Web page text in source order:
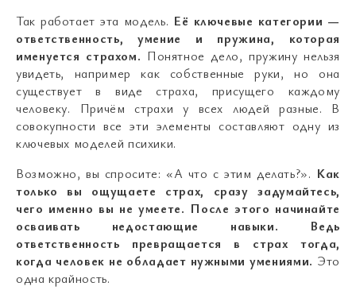
Так работает эта модель. Её ключевые категории —
ответственность, умение и пружина, которая
именуется страхом. Понятное дело, пружину нельзя
увидеть, например как собственные руки, но она
существует в виде страха, присущего каждому
человеку. Причём страхи у всех людей разные. В
совокупности все эти элементы составляют одну из
ключевых моделей психики.
Возможно, вы спросите: «А что с этим делать?». Как
только вы ощущаете страх, сразу задумайтесь,
чего именно вы не умеете. После этого начинайте
осваивать недостающие навыки. Ведь
ответственность превращается в страх тогда,
когда человек не обладает нужными умениями. Это
одна крайность.